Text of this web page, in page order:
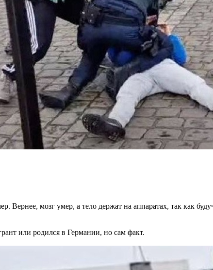
мозг умер, а тело держат на аппаратах, так как
или родился в Германии, но сам факт.